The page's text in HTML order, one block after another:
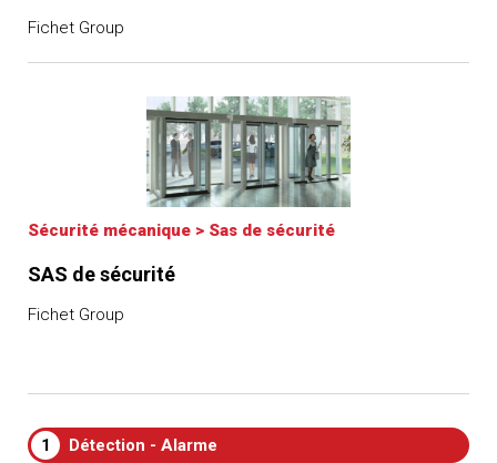
Fichet Group
Sécurité mécanique > Sas de sécurité
SAS de sécurité
Fichet Group
1 Détection - Alarme